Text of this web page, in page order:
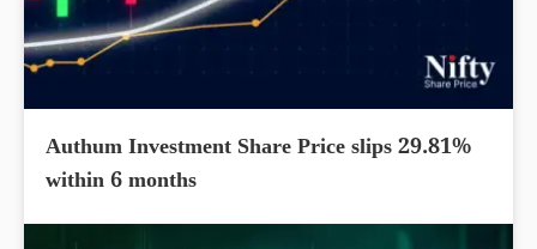
Authum Investment Share Price slips 29.81%
within 6 months